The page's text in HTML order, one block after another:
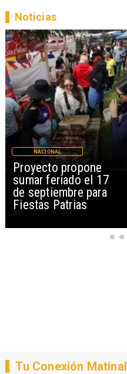
IPC de julio aumenta
0,1% por alimentos y
vivienda
NACIONAL
Noticias
Tu Conexión Matinal